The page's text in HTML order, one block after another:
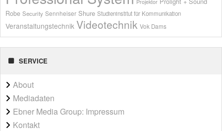
Projektor
Robe Security Sennheiser Shure Studieninstitut für Kommunikation
Veranstaltungstechnik Videotechnik Vok Dams
SERVICE
About
Mediadaten
Ebner Media Group: Impressum
Kontakt